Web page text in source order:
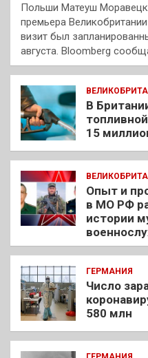
Польши Матеуш
премьера
визит был
августа. Bloomberg
В
15
Опыт и
в МО РФ
истории
ГЕРМАНИЯ
Число
580 млн